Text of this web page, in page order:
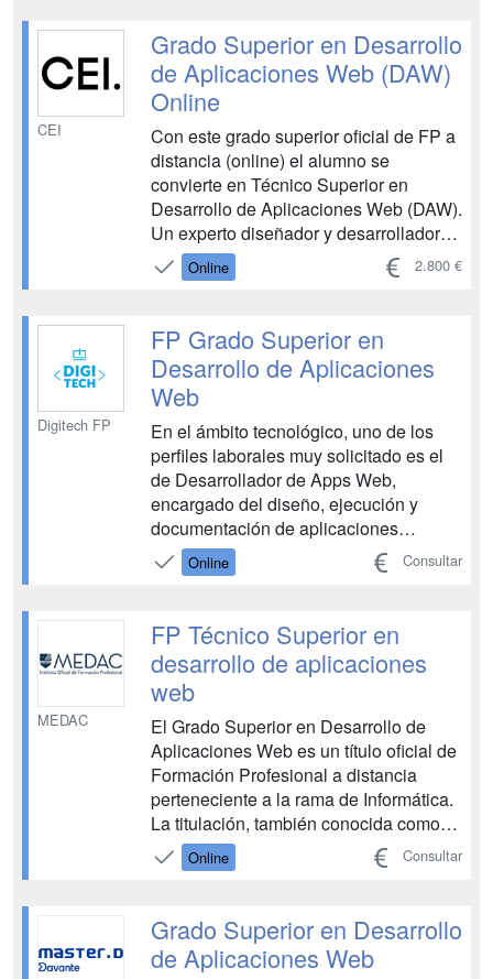
los entornos y tecnologías que utilizan
las empresas del...
CEI
Grado Superior en Desarrollo
de Aplicaciones Web (DAW)
Online
Con este grado superior oficial de FP a
distancia (online) el alumno se
convierte en Técnico Superior en
Desarrollo de Aplicaciones Web (DAW).
Un experto diseñador y desarrollador
de páginas web, cubriendo por sí
mismo cuantas necesidades se le
conoce el término, un “Full stack
developer”. El Grado Superior de ...
Online 2.800 €
Digitech FP
FP Grado Superior en
Desarrollo de Aplicaciones
Web
En el ámbito tecnológico, uno de los
perfiles laborales muy solicitado es el
de Desarrollador de Apps Web,
encargado del diseño, ejecución y
documentación de aplicaciones
informáticas versátiles que funcionan
en diversas plataformas, utilizando
especializados. El Grado Superior en
Desarrollo de Apps Web (DAW)...
Online Consultar
MEDAC
FP Técnico Superior en
desarrollo de aplicaciones
web
El Grado Superior en Desarrollo de
Aplicaciones Web es un título oficial de
Formación Profesional a distancia
perteneciente a la rama de Informática.
La titulación, también conocida como
DAW, está acreditada por el Ministerio
de Educación. En esta FP conocerás la
como aspectos fundamentales de la
parte back o ...
Online Consultar
Grado Superior en Desarrollo
de Aplicaciones Web